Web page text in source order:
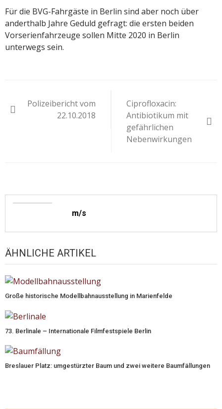
Für die BVG-Fahrgäste in Berlin sind aber noch über
anderthalb Jahre Geduld gefragt: die ersten beiden
Vorserienfahrzeuge sollen Mitte 2020 in Berlin
unterwegs sein.
Polizeibericht vom
22.10.2018
Ciprofloxacin:
Antibiotikum mit
gefährlichen
Nebenwirkungen
m/s
ÄHNLICHE ARTIKEL
Große historische Modellbahnausstellung in Marienfelde
73. Berlinale – Internationale Filmfestspiele Berlin
Breslauer Platz: umgestürzter Baum und zwei weitere Baumfällungen